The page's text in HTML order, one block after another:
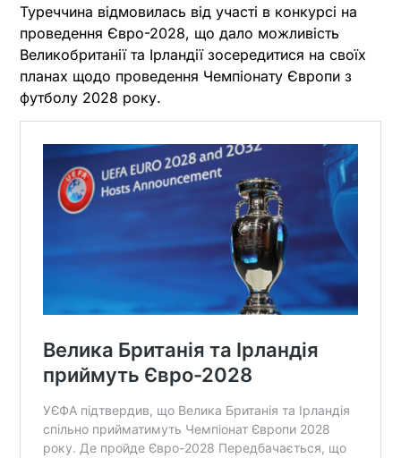
Туреччина відмовилась від участі в конкурсі на
проведення Євро-2028, що дало можливість
Великобританії та Ірландії зосередитися на своїх
планах щодо проведення Чемпіонату Європи з
футболу 2028 року.